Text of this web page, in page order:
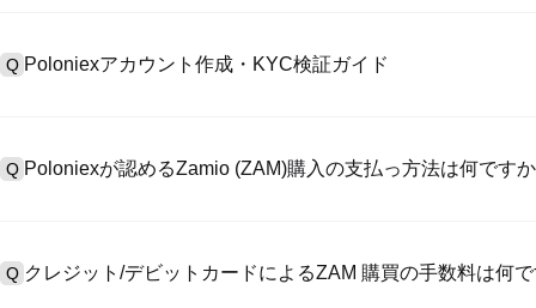
Q Poloniexアカウント作成・KYC検証ガイド
>「安全性」へ有効ID証明をアップし、自撮りしてKYC検証を完成
Q Poloniexが認めるZamio (ZAM)購入の支払っ方法は何です
入金）（プロセス1～3営業日かかる）;4）$100,000超えた大額売
Q クレジット/デビットカードによるZAM 購買の手数料は何